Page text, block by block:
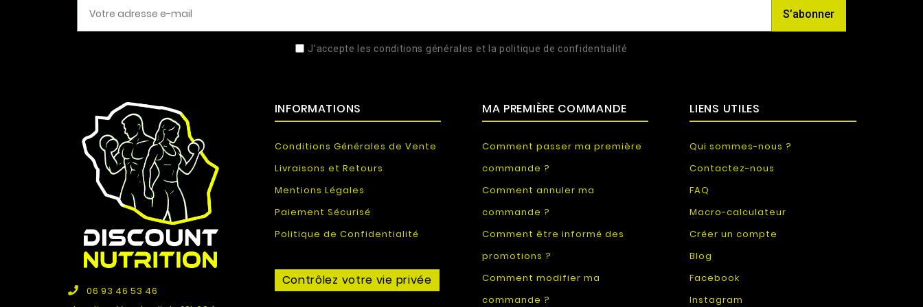
S’abonner
J'accepte les conditions générales et la politique de confidentialité
06 93 46 53 46
INFORMATIONS
Conditions Générales de Vente
Livraisons et Retours
Mentions Légales
Paiement Sécurisé
Politique de Confidentialité
Contrôlez votre vie privée
MA PREMIÈRE COMMANDE
Comment passer ma première
commande ?
Comment annuler ma
commande ?
Comment être informé des
promotions ?
Comment modifier ma
commande ?
LIENS UTILES
Qui sommes-nous ?
Contactez-nous
FAQ
Macro-calculateur
Créer un compte
Blog
Facebook
Instagram